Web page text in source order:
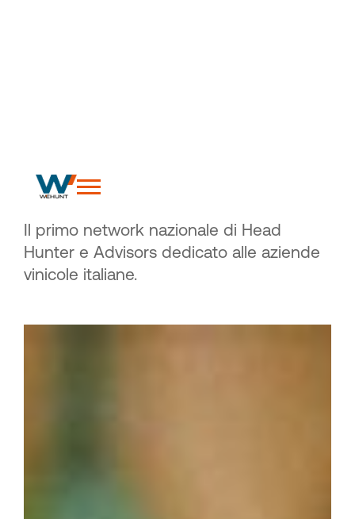
W-ine
Il primo network nazionale di Head
Hunter e Advisors dedicato alle aziende
vinicole italiane.